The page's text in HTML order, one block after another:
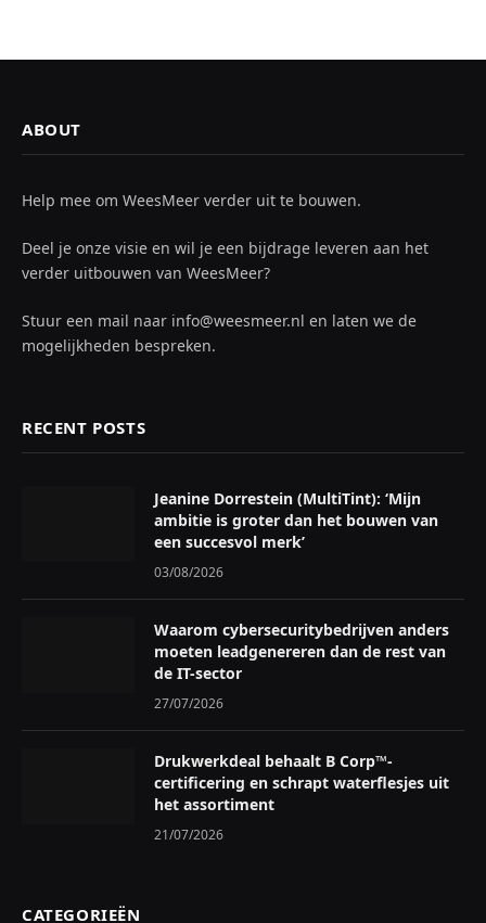
ABOUT
Help mee om WeesMeer verder uit te bouwen.
Deel je onze visie en wil je een bijdrage leveren aan het
verder uitbouwen van WeesMeer?
Stuur een mail naar info@weesmeer.nl en laten we de
mogelijkheden bespreken.
RECENT POSTS
Jeanine Dorrestein (MultiTint): ‘Mijn
ambitie is groter dan het bouwen van
een succesvol merk’
03/08/2026
Waarom cybersecuritybedrijven anders
moeten leadgenereren dan de rest van
de IT-sector
27/07/2026
Drukwerkdeal behaalt B Corp™-
certificering en schrapt waterflesjes uit
het assortiment
21/07/2026
CATEGORIEËN